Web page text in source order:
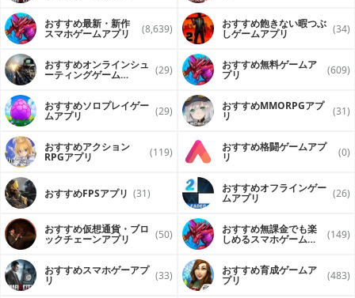
おすすめ最新・新作
スマホゲームアプリ (8,639) おすすめ飽きない暇つぶ
しゲームアプリ (34)
おすすめオンラインシュ
ーティングゲーム (29) おすすめ無料ゲームア
プリ (609)
おすすめソロプレイゲー
ムアプリ (29) おすすめ MMORPGアプ
リ (31)
おすすめアクション
RPGアプリ (119) おすすめ格闘ゲームアプ
リ (0)
おすすめFPSアプリ (31) おすすめオフラインゲー
ムアプリ (26)
おすすめ仮想通貨・ブロ
ックチェーンアプリ (50) おすすめ無課金でも楽
しめるスマホゲームア (149)
おすすめスマホゲーアプ
リ (33) おすすめ育成ゲームア
プリ (483)